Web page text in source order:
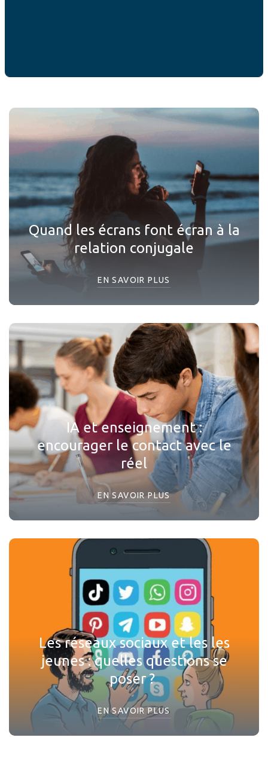
Quand les écrans font écran à la
relation conjugale
EN SAVOIR PLUS
IA et enseignement :
encourager le contact avec le
réel
EN SAVOIR PLUS
Les réseaux sociaux et les les
jeunes : quelles questions se
poser ?
EN SAVOIR PLUS